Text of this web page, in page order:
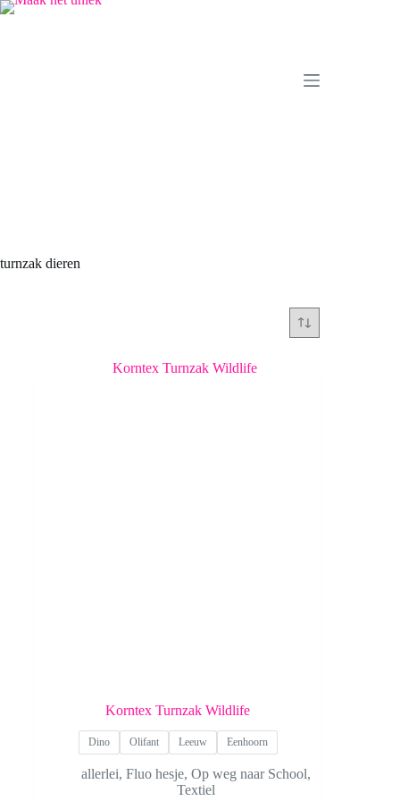
Ga
turnzak dieren
Korntex Turnzak Wildlife
Dino Olifant Leeuw Eenhoorn
allerlei, Fluo hesje, Op weg naar School,
Textiel